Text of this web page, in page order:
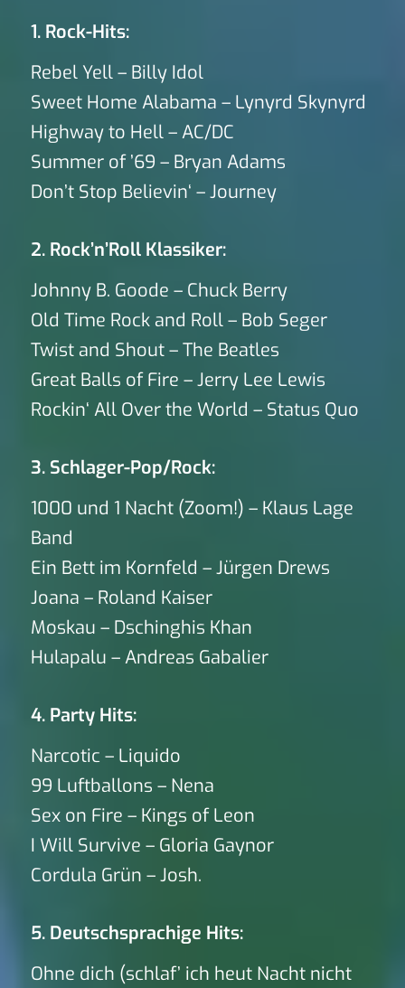
1. Rock-Hits:
Rebel Yell – Billy Idol
Sweet Home Alabama – Lynyrd Skynyrd
Highway to Hell – AC/DC
Summer of ’69 – Bryan Adams
Don’t Stop Believin‘ – Journey
2. Rock’n’Roll Klassiker:
Johnny B. Goode – Chuck Berry
Old Time Rock and Roll – Bob Seger
Twist and Shout – The Beatles
Great Balls of Fire – Jerry Lee Lewis
Rockin‘ All Over the World – Status Quo
3. Schlager-Pop/Rock:
1000 und 1 Nacht (Zoom!) – Klaus Lage
Band
Ein Bett im Kornfeld – Jürgen Drews
Joana – Roland Kaiser
Moskau – Dschinghis Khan
Hulapalu – Andreas Gabalier
4. Party Hits:
Narcotic – Liquido
99 Luftballons – Nena
Sex on Fire – Kings of Leon
I Will Survive – Gloria Gaynor
Cordula Grün – Josh.
5. Deutschsprachige Hits:
Ohne dich (schlaf’ ich heut Nacht nicht